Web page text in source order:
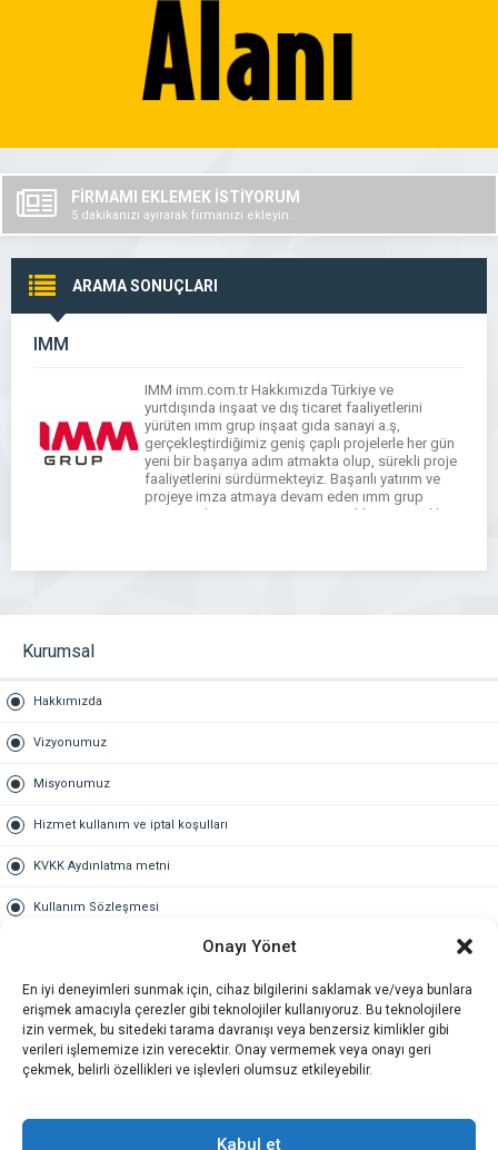
Onayı Yönet
En iyi deneyimleri sunmak için, cihaz bilgilerini saklamak ve/veya bunlara
erişmek amacıyla çerezler gibi teknolojiler kullanıyoruz. Bu teknolojilere
izin vermek, bu sitedeki tarama davranışı veya benzersiz kimlikler gibi
verileri işlememize izin verecektir. Onay vermemek veya onayı geri
çekmek, belirli özellikleri ve işlevleri olumsuz etkileyebilir.
Kabul et
FİRMAMI EKLEMEK İSTİYORUM
5 dakikanızı ayırarak firmanızı ekleyin..
ARAMA SONUÇLARI
IMM
IMM imm.com.tr Hakkımızda Türkiye ve
yurtdışında inşaat ve dış ticaret faaliyetlerini
yürüten ımm grup inşaat gıda sanayi a.ş,
gerçekleştirdiğimiz geniş çaplı projelerle her gün
yeni bir başarıya adım atmakta olup, sürekli proje
faaliyetlerini sürdürmekteyiz. Başarılı yatırım ve
projeye imza atmaya devam eden ımm grup
inşaat gıda sanayi a.ş, inşaat, taahhüt, mimarlık,
Kurumsal
Hakkımızda
Vizyonumuz
Misyonumuz
Hizmet kullanım ve iptal koşulları
KVKK Aydınlatma metni
Kullanım Sözleşmesi
Gold üyelik nedir
Kariyer